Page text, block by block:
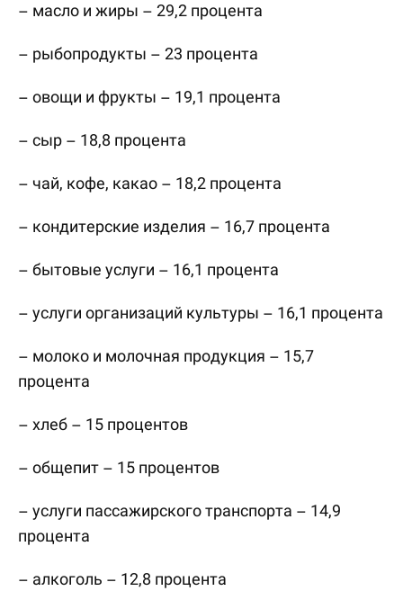
– масло и жиры – 29,2 процента
– рыбопродукты – 23 процента
– овощи и фрукты – 19,1 процента
– сыр – 18,8 процента
– чай, кофе, какао – 18,2 процента
– кондитерские изделия – 16,7 процента
– бытовые услуги – 16,1 процента
– услуги организаций культуры – 16,1 процента
– молоко и молочная продукция – 15,7
процента
– хлеб – 15 процентов
– общепит – 15 процентов
– услуги пассажирского транспорта – 14,9
процента
– алкоголь – 12,8 процента